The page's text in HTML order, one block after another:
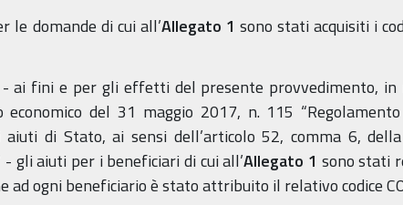
le domande di cui all’Allegato 1sono stati acquisiti i
ai fini e per gli effetti del presente provvedimento,
economico del 31 maggio 2017, n. 115
di Stato, ai sensi dell’articolo 52, comma 6,
gli aiuti per i beneficiari di cui all’Allegato 1 sono stati
ad ogni beneficiario è stato attribuito il relativo codice